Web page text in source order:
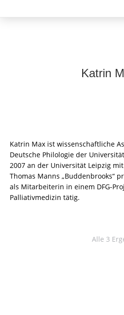
Katrin
Katrin Max ist wissenschaftliche
Deutsche Philologie der
2007 an der Universität Leipzig
Thomas Manns „Buddenbrooks“
als Mitarbeiterin in einem DFG-
Palliativmedizin tätig.
Alle 3